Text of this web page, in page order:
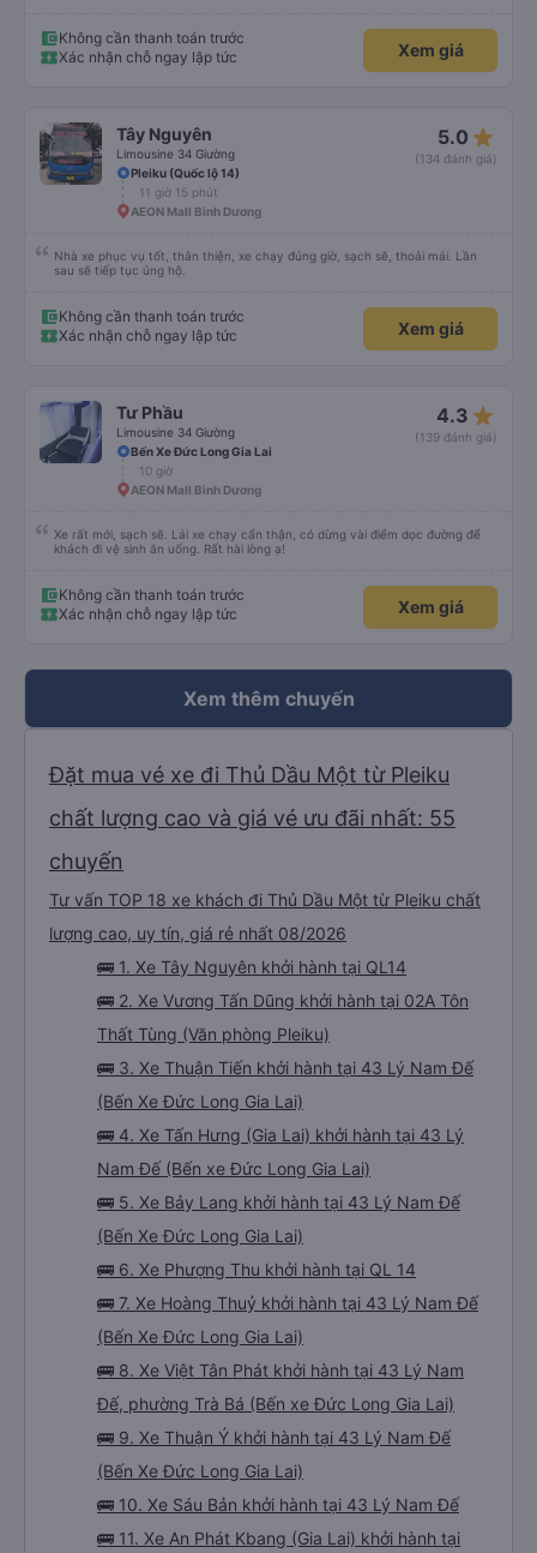
Không cần thanh toán trước
Xác nhận chỗ ngay lập tức
Xem giá
Tây Nguyên
Limousine 34 Giường
5.0 star_rate
(134 đánh giá)
Pleiku (Quốc lộ 14)
11 giờ 15 phút
AEON Mall Bình Dương
Nhà xe phục vụ tốt, thân thiện, xe chạy đúng giờ, sạch sẽ, thoải mái. Lần
sau sẽ tiếp tục ủng hộ.
Không cần thanh toán trước
Xác nhận chỗ ngay lập tức
Xem giá
Tư Phầu
Limousine 34 Giường
4.3 star_rate
(139 đánh giá)
Bến Xe Đức Long Gia Lai
10 giờ
AEON Mall Bình Dương
Xe rất mới, sạch sẽ. Lái xe chạy cẩn thận, có dừng vài điểm dọc đường để
khách đi vệ sinh ăn uống. Rất hài lòng ạ!
Không cần thanh toán trước
Xác nhận chỗ ngay lập tức
Xem giá
Xem thêm chuyến
Đặt mua vé xe đi Thủ Dầu Một từ Pleiku
chất lượng cao và giá vé ưu đãi nhất: 55
chuyến
Tư vấn TOP 18 xe khách đi Thủ Dầu Một từ Pleiku chất
lượng cao, uy tín, giá rẻ nhất 08/2026
🚌 1. Xe Tây Nguyên khởi hành tại QL14
🚌 2. Xe Vương Tấn Dũng khởi hành tại 02A Tôn
Thất Tùng (Văn phòng Pleiku)
🚌 3. Xe Thuận Tiến khởi hành tại 43 Lý Nam Đế
(Bến Xe Đức Long Gia Lai)
🚌 4. Xe Tấn Hưng (Gia Lai) khởi hành tại 43 Lý
Nam Đế (Bến xe Đức Long Gia Lai)
🚌 5. Xe Bảy Lang khởi hành tại 43 Lý Nam Đế
(Bến Xe Đức Long Gia Lai)
🚌 6. Xe Phượng Thu khởi hành tại QL 14
🚌 7. Xe Hoàng Thuỷ khởi hành tại 43 Lý Nam Đế
(Bến Xe Đức Long Gia Lai)
🚌 8. Xe Việt Tân Phát khởi hành tại 43 Lý Nam
Đế, phường Trà Bá (Bến xe Đức Long Gia Lai)
🚌 9. Xe Thuận Ý khởi hành tại 43 Lý Nam Đế
(Bến Xe Đức Long Gia Lai)
🚌 10. Xe Sáu Bản khởi hành tại 43 Lý Nam Đế
🚌 11. Xe An Phát Kbang (Gia Lai) khởi hành tại